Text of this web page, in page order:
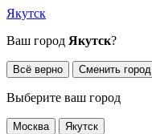
Якутск
Ваш город Якутск?
Всё верно Сменить город
Выберите ваш город
Москва Якутск